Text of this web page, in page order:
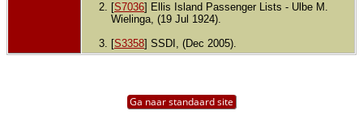
[S7036] Ellis Island Passenger Lists - Ulbe M.
Wielinga, (19 Jul 1924).
[S3358] SSDI, (Dec 2005).
Ga naar standaard site